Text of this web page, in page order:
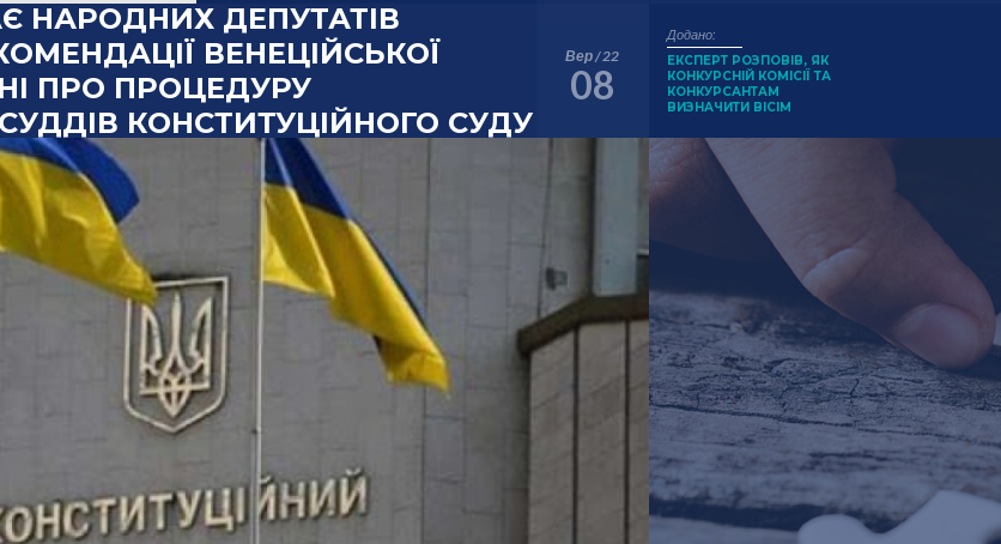
НАРОДНИХ ДЕПУТАТІВ
ВЕНЕЦІЙСЬКОЇ
ПРО ПРОЦЕДУРУ
КОНСТИТУЦІЙНОГО СУДУ
Вер / 22
08
Додано:
ЕКСПЕРТ РОЗПОВІВ, ЯК
КОНКУРСНІЙ КОМІСІЇ ТА
КОНКУРСАНТАМ
ВИЗНАЧИТИ ВІСІМ